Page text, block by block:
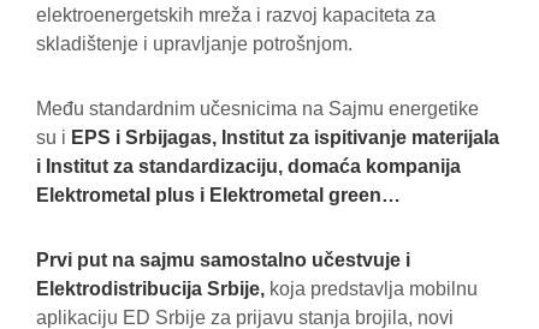
elektroenergetskih mreža i razvoj kapaciteta za
skladištenje i upravljanje potrošnjom.
Među standardnim učesnicima na Sajmu energetike
su i EPS i Srbijagas, Institut za ispitivanje materijala
i Institut za standardizaciju, domaća kompanija
Elektrometal plus i Elektrometal green…
Prvi put na sajmu samostalno učestvuje i
Elektrodistribucija Srbije, koja predstavlja mobilnu
aplikaciju ED Srbije za prijavu stanja brojila, novi